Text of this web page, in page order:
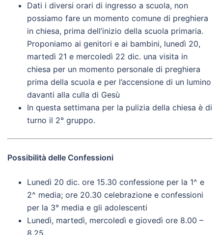
Dati i diversi orari di ingresso a scuola, non
possiamo fare un momento comune di preghiera
in chiesa, prima dell’inizio della scuola primaria.
Proponiamo ai genitori e ai bambini, lunedì 20,
martedì 21 e mercoledì 22 dic. una visita in
chiesa per un momento personale di preghiera
prima della scuola e per l’accensione di un lumino
davanti alla culla di Gesù
In questa settimana per la pulizia della chiesa è di
turno il 2° gruppo.
Possibilità delle Confessioni
Lunedì 20 dic. ore 15.30 confessione per la 1^ e
2^ media; ore 20.30 celebrazione e confessioni
per la 3° media e gli adolescenti
Lunedì, martedì, mercoledì e giovedì ore 8.00 –
8.25.